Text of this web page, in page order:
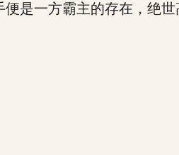
一方霸主的存在，绝世